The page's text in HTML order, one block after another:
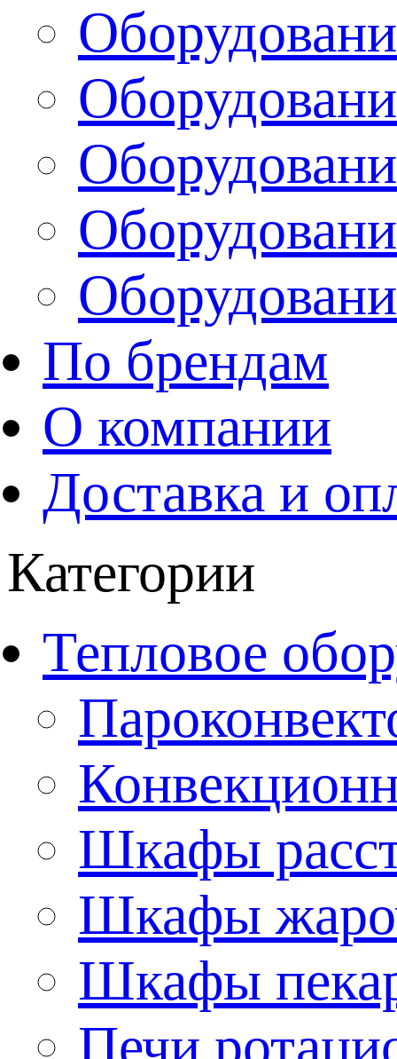
По брендам
О компании
Доставка и
Категории
Тепловое
Шкафы
Шкафы
Шкафы
Печи